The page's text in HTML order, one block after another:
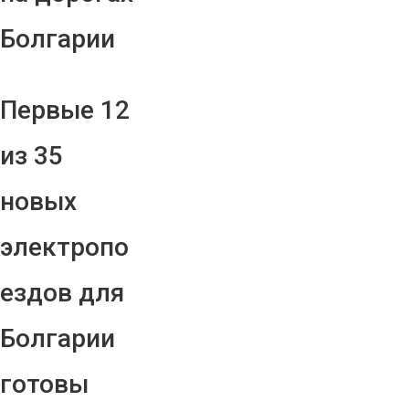
Болгарии
Первые 12
из 35
новых
электропо
ездов для
Болгарии
готовы